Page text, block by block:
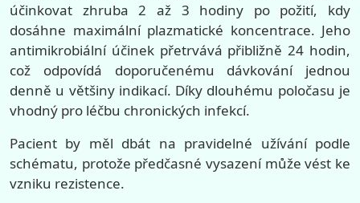
účinkovat zhruba 2 až 3 hodiny po požití, kdy
dosáhne maximální plazmatické koncentrace. Jeho
antimikrobiální účinek přetrvává přibližně 24 hodin,
což odpovídá doporučenému dávkování jednou
denně u většiny indikací. Díky dlouhému poločasu je
vhodný pro léčbu chronických infekcí.
Pacient by měl dbát na pravidelné užívání podle
schématu, protože předčasné vysazení může vést ke
vzniku rezistence.